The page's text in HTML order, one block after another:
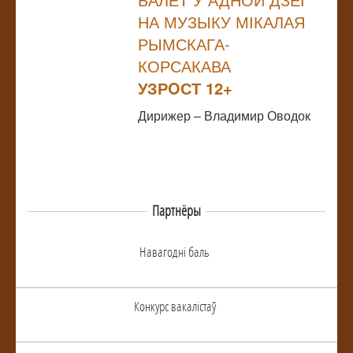
НА МУЗЫКУ МІКАЛАЯ
РЫМСКАГА-
КОРСАКАВА
УЗРOСТ 12+
Дирижер – Владимир Оводок
Партнёры
Навагоднi баль
Конкурс вакалiстаў